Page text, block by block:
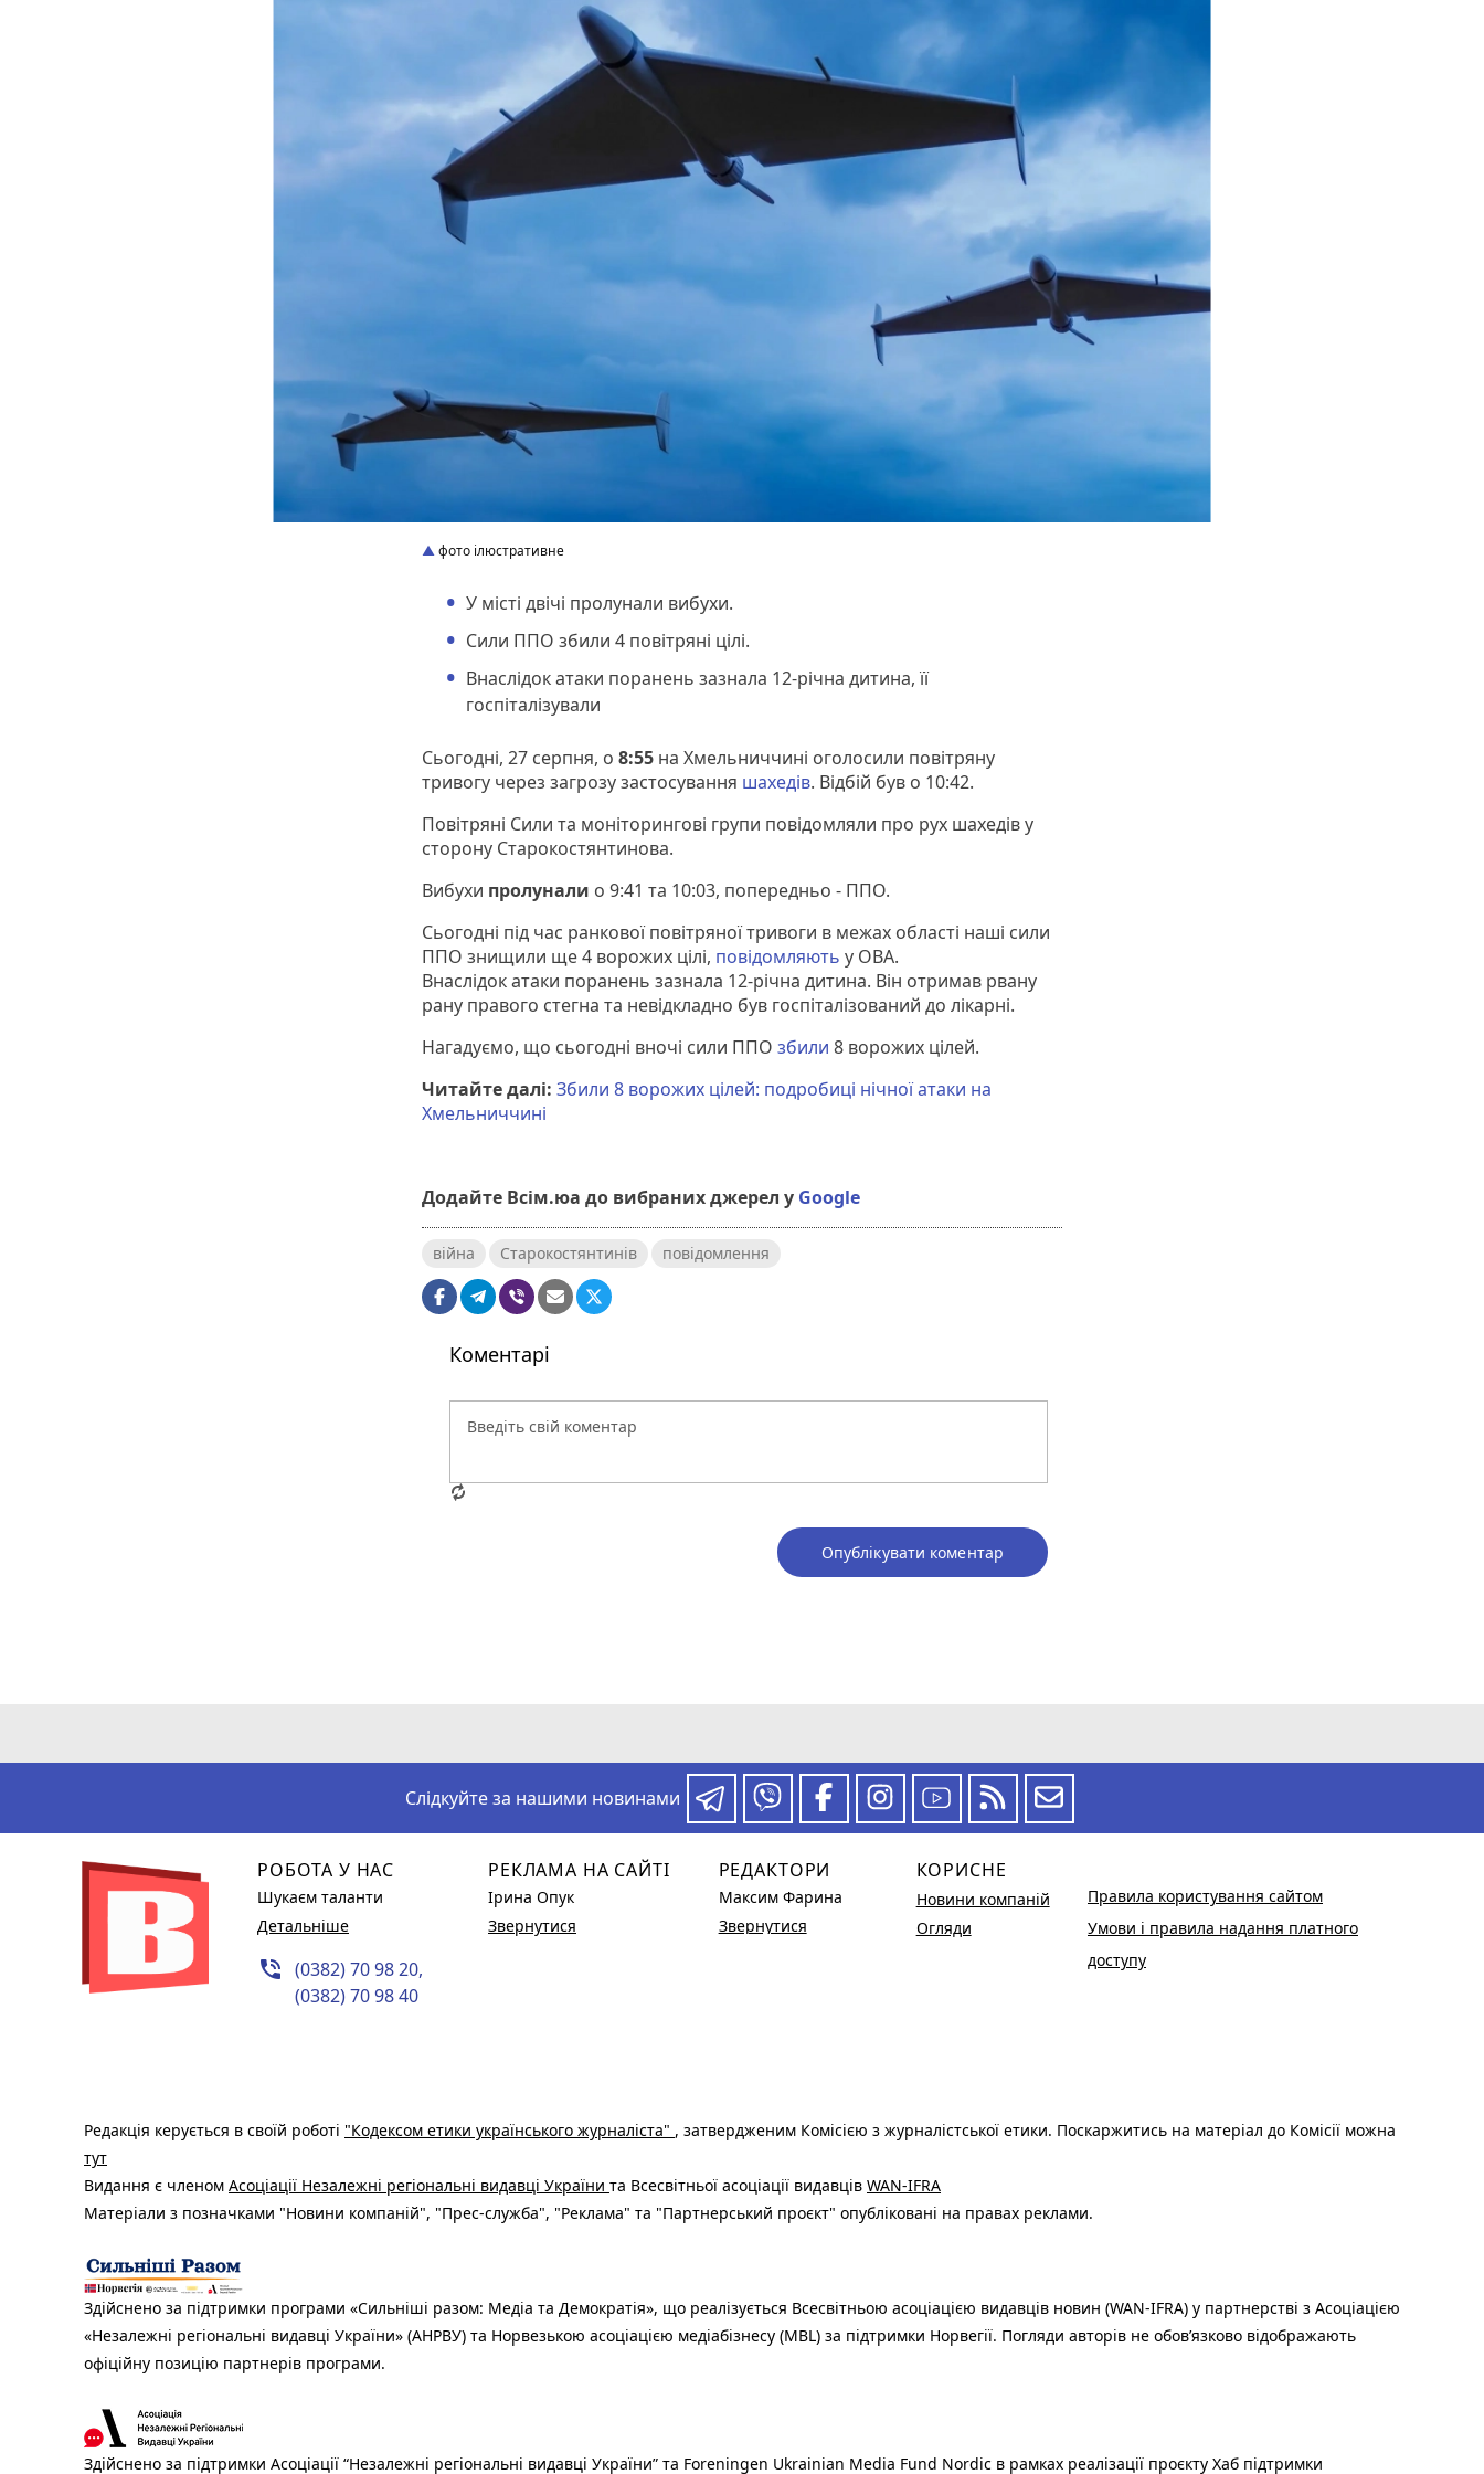
фото ілюстративне
У місті двічі пролунали вибухи.
Сили ППО збили 4 повітряні цілі.
Внаслідок атаки поранень зазнала 12-річна дитина, її
госпіталізували
Сьогодні, 27 серпня, о 8:55 на Хмельниччині оголосили повітряну
тривогу через загрозу застосування шахедів. Відбій був о 10:42.
Повітряні Сили та моніторингові групи повідомляли про рух шахедів у
сторону Старокостянтинова.
Вибухи пролунали о 9:41 та 10:03, попередньо - ППО.
Сьогодні під час ранкової повітряної тривоги в межах області наші сили
ППО знищили ще 4 ворожих цілі, повідомляють у ОВА.
Внаслідок атаки поранень зазнала 12-річна дитина. Він отримав рвану
рану правого стегна та невідкладно був госпіталізований до лікарні.
Нагадуємо, що сьогодні вночі сили ППО збили 8 ворожих цілей.
Читайте далі: Збили 8 ворожих цілей: подробиці нічної атаки на
Хмельниччині
Додайте Всім.юа до вибраних джерел у Google
війна Старокостянтинів повідомлення
Коментарі
Опублікувати коментар
Слідкуйте за нашими новинами
РОБОТА У НАС
Шукаєм таланти
Детальніше
phone_in_talk (0382) 70 98 20,
(0382) 70 98 40
РЕКЛАМА НА САЙТІ
Ірина Опук
Звернутися
РЕДАКТОРИ
Максим Фарина
Звернутися
КОРИСНЕ
Новини компаній
Огляди
Правила користування сайтом
Умови і правила надання платного
доступу
Редакція керується в своїй роботі "Кодексом етики українського журналіста" , затвердженим Комісією з журналістської етики. Поскаржитись на матеріал до Комісії можна
тут
Видання є членом Асоціації Незалежні регіональні видавці України та Всесвітньої асоціації видавців WAN-IFRA
Матеріали з позначками "Новини компаній", "Прес-служба", "Реклама" та "Партнерський проєкт" опубліковані на правах реклами.
Здійснено за підтримки програми «Сильніші разом: Медіа та Демократія», що реалізується Всесвітньою асоціацією видавців новин (WAN-IFRA) у партнерстві з Асоціацією
«Незалежні регіональні видавці України» (АНРВУ) та Норвезькою асоціацією медіабізнесу (MBL) за підтримки Норвегії. Погляди авторів не обов’язково відображають
офіційну позицію партнерів програми.
Здійснено за підтримки Асоціації “Незалежні регіональні видавці України” та Foreningen Ukrainian Media Fund Nordic в рамках реалізації проєкту Хаб підтримки